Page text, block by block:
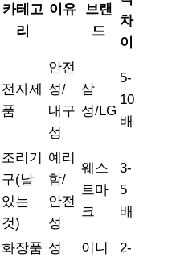
카테고
리
이유
브랜
드
차
이
전자제
품
안전
성/
내구
성
삼
성/LG
5-
10
배
조리기
구(날
있는
것)
예리
함/
안전
성
웨스
트마
크
3-
5
배
화장품 성
이니
2-